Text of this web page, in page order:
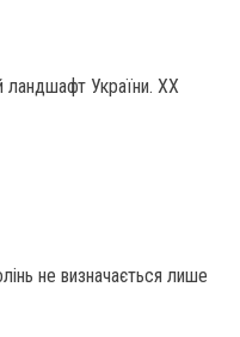
ландшафт України. ХХ
не визначається лише